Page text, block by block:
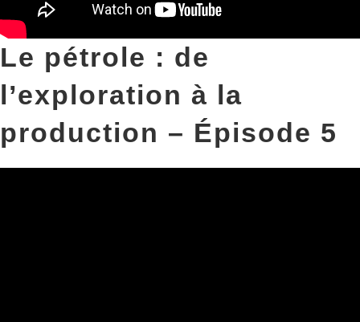
Le pétrole : de
l’exploration à la
production – Épisode 5